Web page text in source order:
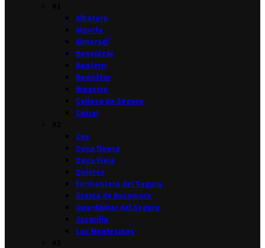
Albatera
Algorfa
Almoradí
Benejúzar
Benferri
Benijófar
Bigastro
Callosa de Segura
Catral
Cox
Daya Nueva
Daya Vieja
Dolores
Formentera del Segura
Granja de Rocamora
Guardamar del Segura
Jacarilla
Los Montesinos